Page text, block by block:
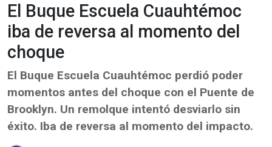
El Buque Escuela Cuauhtémoc
iba de reversa al momento del
choque
El Buque Escuela Cuauhtémoc perdió poder
momentos antes del choque con el Puente de
Brooklyn. Un remolque intentó desviarlo sin
éxito. Iba de reversa al momento del impacto.